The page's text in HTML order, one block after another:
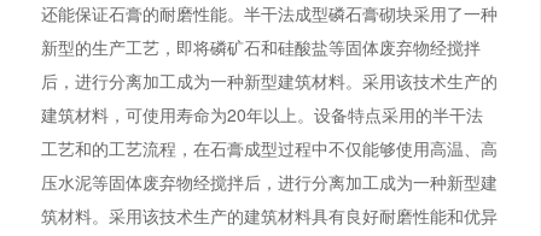
还能保证石膏的耐磨性能。半干法成型磷石膏砌块采用了一种
新型的生产工艺，即将磷矿石和硅酸盐等固体废弃物经搅拌
后，进行分离加工成为一种新型建筑材料。采用该技术生产的
建筑材料，可使用寿命为20年以上。设备特点采用的半干法
工艺和的工艺流程，在石膏成型过程中不仅能够使用高温、高
压水泥等固体废弃物经搅拌后，进行分离加工成为一种新型建
筑材料。采用该技术生产的建筑材料具有良好耐磨性能和优异